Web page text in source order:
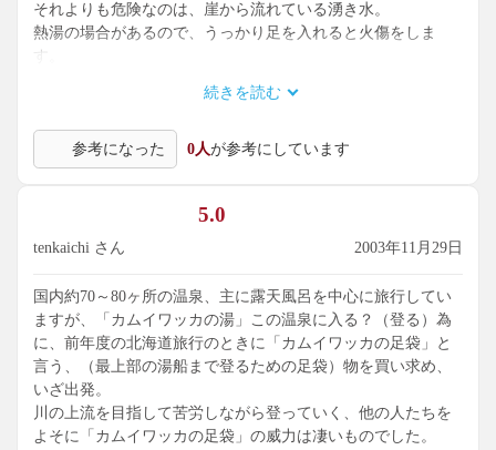
それよりも危険なのは、崖から流れている湧き水。
熱湯の場合があるので、うっかり足を入れると火傷をしま
す。
滝に浸かって登って来た方を見ながら入る滝つぼは深すぎて
泳ぎながらの入浴です。
続きを読む
参考になった 0人が参考にしています
5.0
tenkaichi さん 2003年11月29日
国内約70～80ヶ所の温泉、主に露天風呂を中心に旅行してい
ますが、「カムイワッカの湯」この温泉に入る？（登る）為
に、前年度の北海道旅行のときに「カムイワッカの足袋」と
言う、（最上部の湯船まで登るための足袋）物を買い求め、
いざ出発。
川の上流を目指して苦労しながら登っていく、他の人たちを
よそに「カムイワッカの足袋」の威力は凄いものでした。